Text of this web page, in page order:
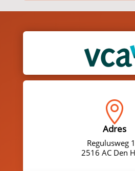

Adres
Regulusweg
2516 AC Den